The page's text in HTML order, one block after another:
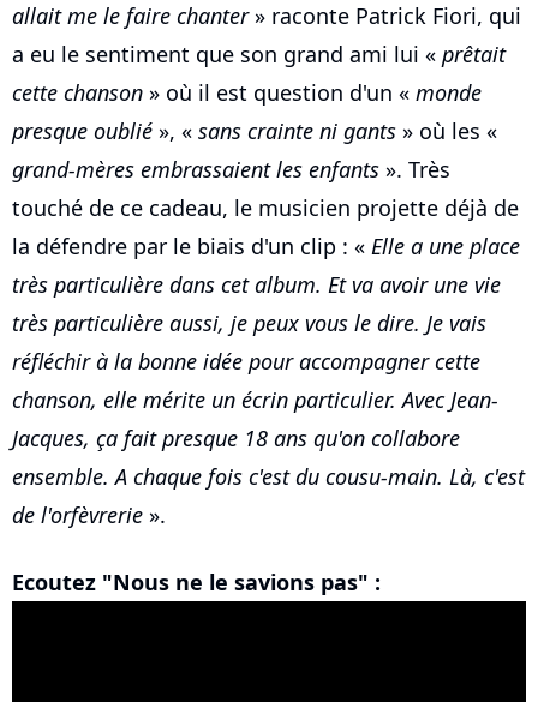
allait me le faire chanter» raconte Patrick Fiori, qui
a eu le sentiment que son grand ami lui « prêtait
cette chanson » où il est question d'un « monde
presque oublié », « sans crainte ni gants » où les «
grand-mères embrassaient les enfants ». Très
touché de ce cadeau, le musicien projette déjà de
la défendre par le biais d'un clip : « Elle a une place
très particulière dans cet album. Et va avoir une vie
très particulière aussi, je peux vous le dire. Je vais
réfléchir à la bonne idée pour accompagner cette
chanson, elle mérite un écrin particulier. Avec Jean-
Jacques, ça fait presque 18 ans qu'on collabore
ensemble. A chaque fois c'est du cousu-main. Là, c'est
de l'orfèvrerie ».
Ecoutez "Nous ne le savions pas" :